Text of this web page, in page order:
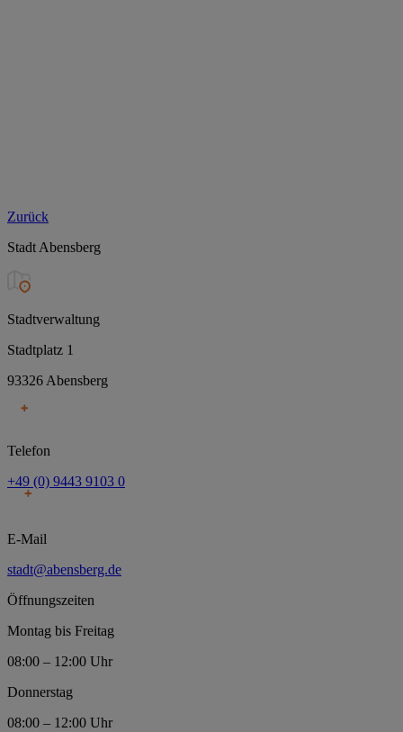
Zurück
Stadt Abensberg
Stadtverwaltung
Stadtplatz 1
93326 Abensberg
Telefon
+49 (0) 9443 9103 0
E-Mail
stadt@abensberg.de
Öffnungszeiten
Montag bis Freitag
08:00 – 12:00 Uhr
Donnerstag
08:00 – 12:00 Uhr